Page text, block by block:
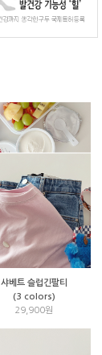
샤베트 슬럽긴팔티
(3 colors)
29,900원